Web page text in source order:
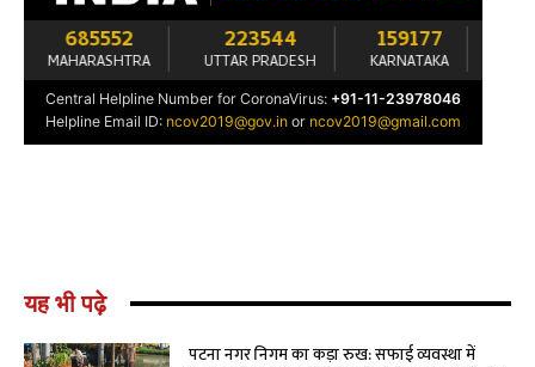
यह भी पढ़े
पटना नगर निगम का कड़ा रुख: सफाई व्यवस्था में